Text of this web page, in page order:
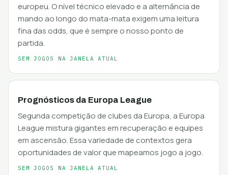
europeu. O nível técnico elevado e a alternância de
mando ao longo do mata-mata exigem uma leitura
fina das odds, que é sempre o nosso ponto de
partida.
SEM JOGOS NA JANELA ATUAL
Prognósticos da Europa League
Segunda competição de clubes da Europa, a Europa
League mistura gigantes em recuperação e equipes
em ascensão. Essa variedade de contextos gera
oportunidades de valor que mapeamos jogo a jogo.
SEM JOGOS NA JANELA ATUAL